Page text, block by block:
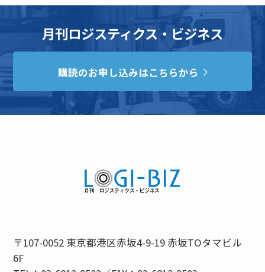
月刊ロジスティクス・ビジネス
購読のお申し込みはこちらから
〒107-0052 東京都港区赤坂4-9-19 赤坂TOタマビル
6F